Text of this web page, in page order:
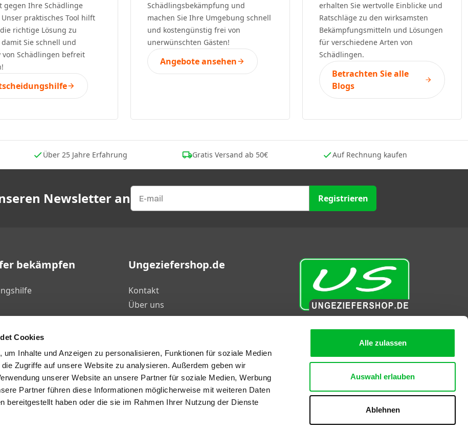
Cookies
um Inhalte und Anzeigen zu personalisieren, Funktionen für soziale Medien
Zugriffe auf unsere Website zu analysieren. Außerdem geben wir
unserer Website an unsere Partner für soziale Medien, Werbung
Partner führen diese Informationen möglicherweise mit weiteren Daten
bereitgestellt haben oder die sie im Rahmen Ihrer Nutzung der Dienste
Alle zulassen
Auswahl erlauben
Ablehnen
gegen Ihre Schädlinge
praktisches Tool hilft
richtige Lösung zu
Sie schnell und
von Schädlingen befreit
Schädlingsbekämpfung und
machen Sie Ihre Umgebung schnell
und kostengünstig frei von
unerwünschten Gästen!
Angebote ansehen
erhalten Sie wertvolle Einblicke und
Ratschläge zu den wirksamsten
Bekämpfungsmitteln und Lösungen
für verschiedene Arten von
Schädlingen.
Betrachten Sie alle
Blogs
Über 25 Jahre Erfahrung Gratis Versand ab 50€ Auf Rechnung kaufen
Newsletter an Registrieren
bekämpfen
Blog
Ungeziefershop.de
Kontakt
Über uns
FAQ's
Geprüfter Webshop Zertifikat
Unser Sortiment
Ungeziefershop.de
Königsborner Straße 26a
info@ungeziefershop.de